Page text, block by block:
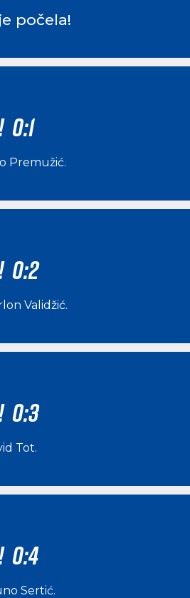
počela!
0:1
Premužić.
0:2
Validžić.
0:3
Tot.
0:4
Sertić.